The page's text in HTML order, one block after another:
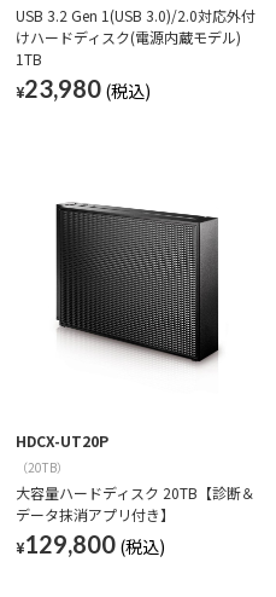
USB 3.2 Gen 1(USB 3.0)/2.0対応外付
けハードディスク(電源内蔵モデル)
1TB
¥23,980
HDCX-UT20P
（20TB）
大容量ハードディスク 20TB【診断＆
データ抹消アプリ付き】
¥129,800